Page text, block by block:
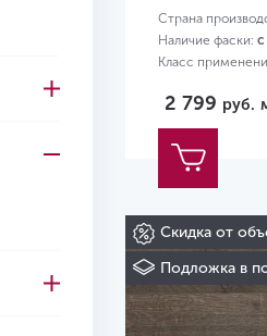
Страна
Наличие фаски: с
Класс
2 799 руб.
Скидка от
Подложка в